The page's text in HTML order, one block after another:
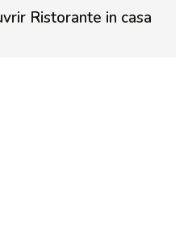
Ristorante in casa